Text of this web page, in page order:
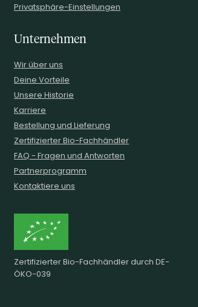
Privatsphäre-Einstellungen
Unternehmen
Wir über uns
Deine Vorteile
Unsere Historie
Karriere
Bestellung und Lieferung
Zertifizierter Bio-Fachhändler
FAQ - Fragen und Antworten
Partnerprogramm
Kontaktiere uns
Zertifizierter Bio-Fachhändler durch DE-
ÖKO-039